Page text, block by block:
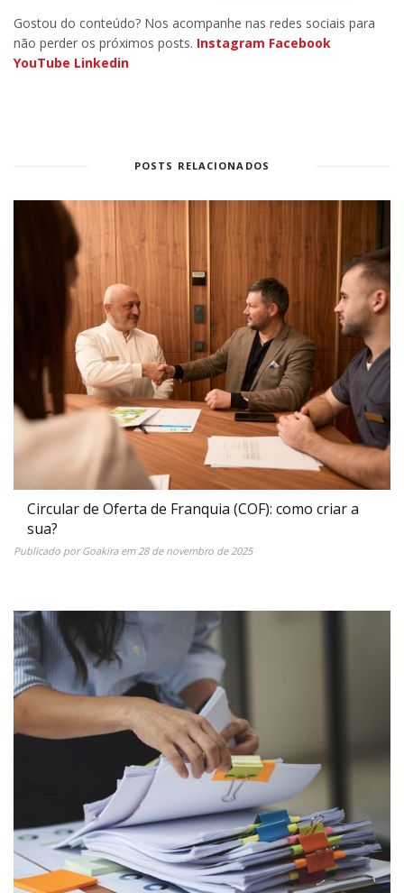
Gostou do conteúdo? Nos acompanhe nas redes sociais para
não perder os próximos posts. Instagram Facebook
YouTube Linkedin
POSTS RELACIONADOS
Circular de Oferta de Franquia (COF): como criar a
sua?
Publicado porGoakiraem28 de novembro de 2025